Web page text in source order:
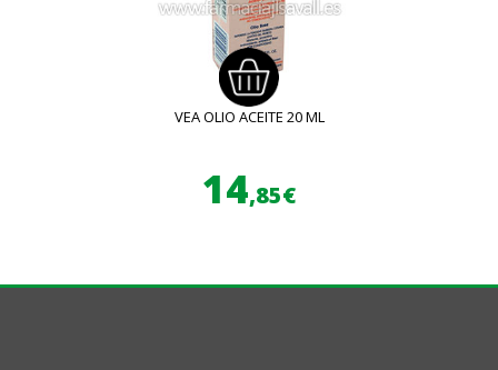
VEA OLIO ACEITE 20 ML
14,85€